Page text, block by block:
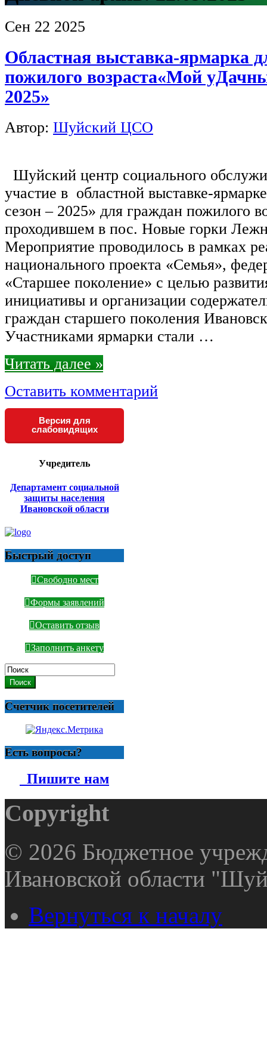
Сен 22 2025
Областная выставка-ярмарка
пожилого возраста«Мой
2025»
Автор: Шуйский ЦСО
Шуйский центр социального
участие в областной выставке-
сезон – 2025» для граждан пожилого
проходившем в пос. Новые горки
Мероприятие проводилось в рамках
национального проекта «Семья»,
«Старшее поколение» с целью
инициативы и организации
граждан старшего поколения
Участниками ярмарки стали …
Читать далее »
Оставить комментарий
Версия для
слабовидящих
Учредитель
Департамент социальной
защиты населения
Ивановской области
Быстрый доступ
Свободно мест
Формы заявлений
Оставить отзыв
Заполнить анкету
Поиск
Счетчик посетителей
Есть вопросы?
Пишите нам
Copyright
© 2026 Бюджетное
Ивановской области
Вернуться к началу